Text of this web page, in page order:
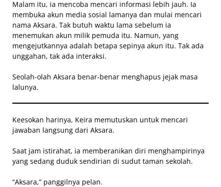
Malam itu, ia mencoba mencari informasi lebih jauh. Ia
membuka akun media sosial lamanya dan mulai mencari
nama Aksara. Tak butuh waktu lama sebelum ia
menemukan akun milik pemuda itu. Namun, yang
mengejutkannya adalah betapa sepinya akun itu. Tak ada
unggahan, tak ada interaksi.
Seolah-olah Aksara benar-benar menghapus jejak masa
lalunya.
Keesokan harinya, Keira memutuskan untuk mencari
jawaban langsung dari Aksara.
Saat jam istirahat, ia memberanikan diri menghampirinya
yang sedang duduk sendirian di sudut taman sekolah.
“Aksara,” panggilnya pelan.